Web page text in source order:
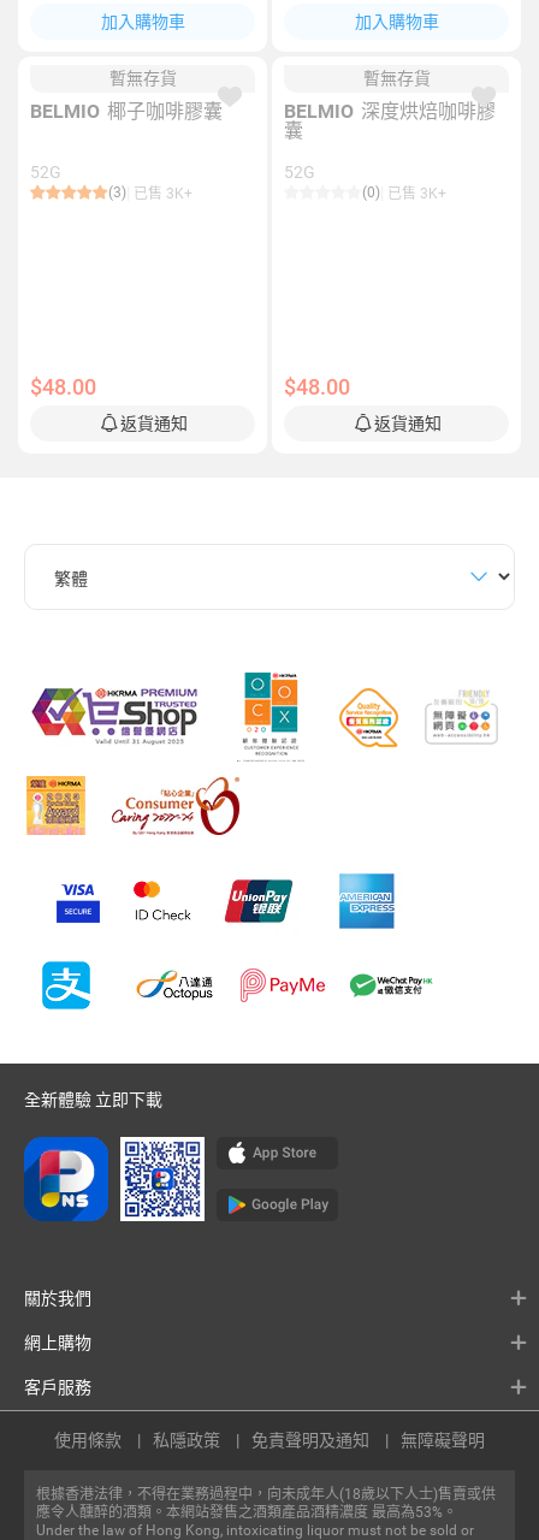
加入購物車 加入購物車
暫無存貨
BELMIO 椰子咖啡膠囊
52G
(3) 已售 3K+
$48.00
返貨通知
暫無存貨
BELMIO 深度烘焙咖啡膠
囊
52G
(0) 已售 3K+
$48.00
返貨通知
全新體驗 立即下載
關於我們
網上購物
客戶服務
根據香港法律，不得在業務過程中，向未成年人(18歲以下人士)售賣或供
應令人醺醉的酒類。本網站發售之酒類產品酒精濃度 最高為53%。
Under the law of Hong Kong, intoxicating liquor must not be sold or
使用條款 私隱政策 免責聲明及通知 無障礙聲明